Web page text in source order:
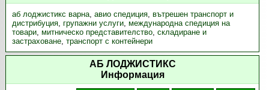
аб лоджистикс варна, авио спедиция, вътрешен транспорт и
дистрибуция, групажни услуги, международна спедиция на
товари, митническо представителство, складиране и
застраховане, транспорт с контейнери
АБ ЛОДЖИСТИКС
Информация